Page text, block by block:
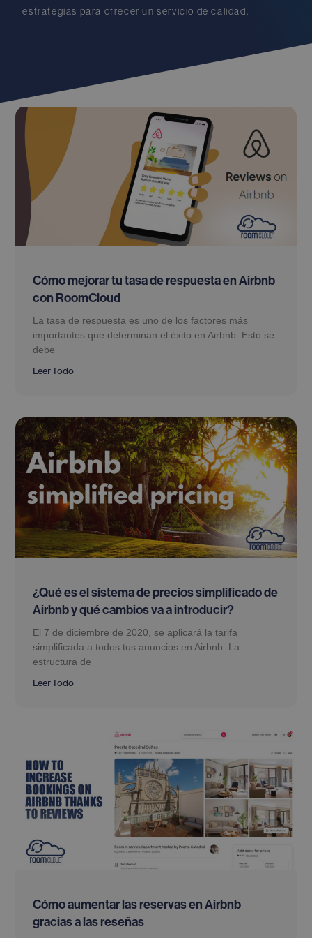
estrategias para ofrecer un servicio de calidad.
Cómo mejorar tu tasa de respuesta en Airbnb
con RoomCloud
La tasa de respuesta es uno de los factores más
importantes que determinan el éxito en Airbnb. Esto se
debe
Leer Todo
¿Qué es el sistema de precios simplificado de
Airbnb y qué cambios va a introducir?
El 7 de diciembre de 2020, se aplicará la tarifa
simplificada a todos tus anuncios en Airbnb. La
estructura de
Leer Todo
Cómo aumentar las reservas en Airbnb
gracias a las reseñas